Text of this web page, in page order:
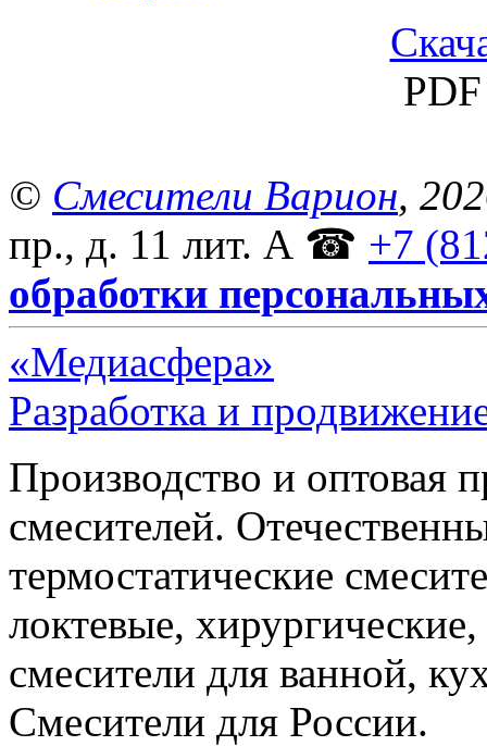
© Смесители Варион,
пр., д. 11 лит. А ☎ +7
обработки
«Медиасфера»
Разработка и
Производство и оптовая
смесителей.
термостатические
локтевые,
смесители для ванной,
Смесители для России.